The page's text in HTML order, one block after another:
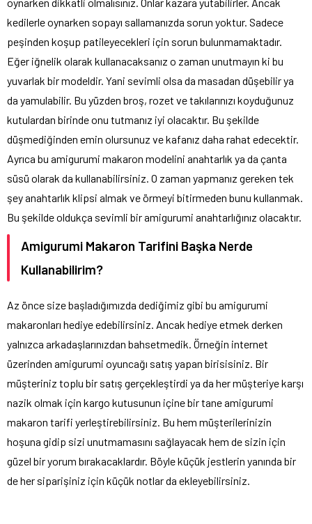
oynarken dikkatli olmalısınız. Onlar kazara yutabilirler. Ancak
kedilerle oynarken sopayı sallamanızda sorun yoktur. Sadece
peşinden koşup patileyecekleri için sorun bulunmamaktadır.
Eğer iğnelik olarak kullanacaksanız o zaman unutmayın ki bu
yuvarlak bir modeldir. Yani sevimli olsa da masadan düşebilir ya
da yamulabilir. Bu yüzden broş, rozet ve takılarınızı koyduğunuz
kutulardan birinde onu tutmanız iyi olacaktır. Bu şekilde
düşmediğinden emin olursunuz ve kafanız daha rahat edecektir.
Ayrıca bu amigurumi makaron modelini anahtarlık ya da çanta
süsü olarak da kullanabilirsiniz. O zaman yapmanız gereken tek
şey anahtarlık klipsi almak ve örmeyi bitirmeden bunu kullanmak.
Bu şekilde oldukça sevimli bir amigurumi anahtarlığınız olacaktır.
Amigurumi Makaron Tarifini Başka Nerde
Kullanabilirim?
Az önce size başladığımızda dediğimiz gibi bu amigurumi
makaronları hediye edebilirsiniz. Ancak hediye etmek derken
yalnızca arkadaşlarınızdan bahsetmedik. Örneğin internet
üzerinden amigurumi oyuncağı satış yapan birisisiniz. Bir
müşteriniz toplu bir satış gerçekleştirdi ya da her müşteriye karşı
nazik olmak için kargo kutusunun içine bir tane amigurumi
makaron tarifi yerleştirebilirsiniz. Bu hem müşterilerinizin
hoşuna gidip sizi unutmamasını sağlayacak hem de sizin için
güzel bir yorum bırakacaklardır. Böyle küçük jestlerin yanında bir
de her siparişiniz için küçük notlar da ekleyebilirsiniz.